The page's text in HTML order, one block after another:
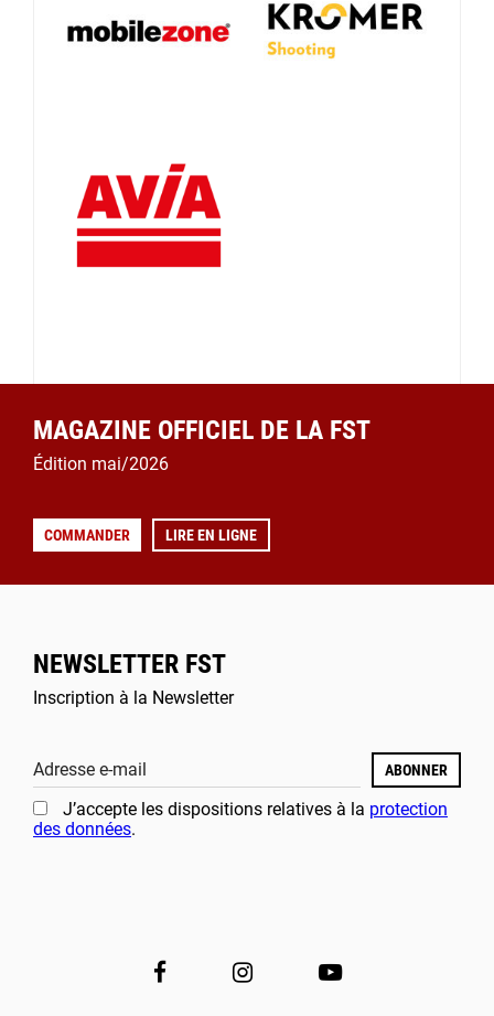
MAGAZINE OFFICIEL DE LA FST
Édition mai/2026
COMMANDER LIRE EN LIGNE
NEWSLETTER FST
Inscription à la Newsletter
Adresse e-mail ABONNER
J’accepte les dispositions relatives à la protection
des données.